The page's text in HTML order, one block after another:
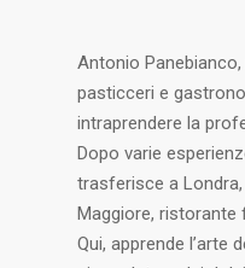
Antonio
pasticceri e
intraprendere la
Dopo varie
trasferisce a
Maggiore, ristorante
Qui, apprende l’arte